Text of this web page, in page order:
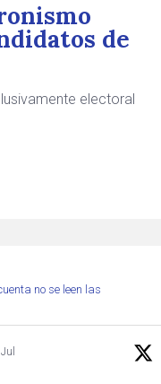
de
electoral
no se leen las